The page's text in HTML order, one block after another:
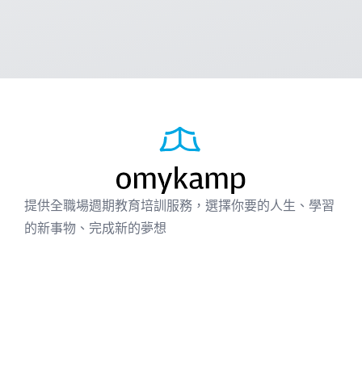
提供全職場週期教育培訓服務，選擇你要的人生、學習
的新事物、完成新的夢想